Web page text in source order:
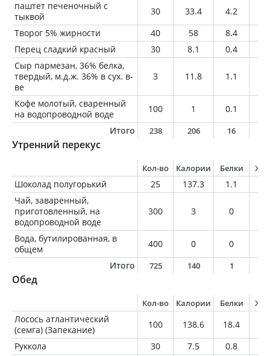
паштет печеночный с
тыквой
30 33.4 4.2
Творог 5% жирности
40 58 8.4
Перец сладкий красный
30 8.1 0.4
Сыр пармезан, 36% белка,
твердый, м.д.ж. 36% в сух. в-
ве
3 11.8 1.1
Кофе молотый, сваренный
на водопроводной воде
100 1 0.1
Итого
238 206 16
Утренний перекус
Кол-во Калории Белки
Шоколад полугорький 25 137.3 1.1
Чай, заваренный,
приготовленный, на
водопроводной воде
300 3 0
Вода, бутилированная, в
общем
400 0 0
Итого
725 140 1
Обед
Кол-во Калории Белки
Лосось атлантический
(семга) (Запекание)
100 138.6 18.4
Руккола
30 7.5 0.8